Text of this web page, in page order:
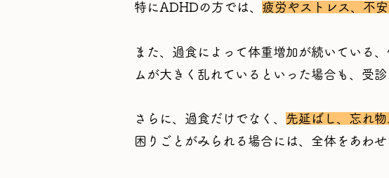
特にADHDの方では、 疲労やストレス、不
また、過食によって体重増加が続いている
ムが大きく乱れているといった場合も、受
さらに、過食だけでなく、 先延ばし、忘れ
困りごとがみられる場合には、全体をあわ